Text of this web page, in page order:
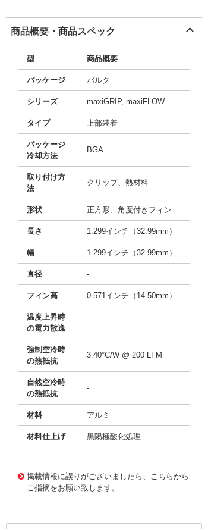
商品概要・商品スペック
型 商品概要
パッケージ バルク
シリーズ maxiGRIP, maxiFLOW
タイプ 上部装着
パッケージ
冷却方法
BGA
取り付け方
法
クリップ、熱材料
形状 正方形、角度付きフィン
長さ 1.299インチ（32.99mm）
幅 1.299インチ（32.99mm）
直径 -
フィン高 0.571インチ（14.50mm）
温度上昇時
の電力散逸
-
強制空冷時
の熱抵抗
3.40°C/W @ 200 LFM
自然空冷時
の熱抵抗
-
材料 アルミ
材料仕上げ 黒陽極酸化処理
掲載情報に誤りがございましたら、こちらから
ご指摘をお願い致します。